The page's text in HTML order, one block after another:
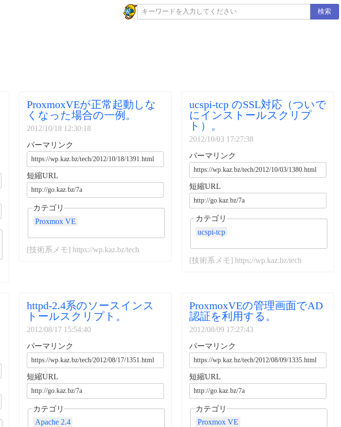
検索
ProxmoxVEが正常起動しな
くなった場合の一例。
2012/10/18 12:30:18
パーマリンク
短縮URL
カテゴリ
Proxmox VE
[技術系メモ] https://wp.kaz.bz/tech
ucspi-tcp のSSL対応（ついで
にインストールスクリプ
ト）。
2012/10/03 17:27:38
パーマリンク
短縮URL
カテゴリ
ucspi-tcp
[技術系メモ] https://wp.kaz.bz/tech
httpd-2.4系のソースインス
トールスクリプト。
2012/08/17 15:54:40
パーマリンク
短縮URL
カテゴリ
Apache 2.4
ProxmoxVEの管理画面でAD
認証を利用する。
2012/08/09 17:27:43
パーマリンク
短縮URL
カテゴリ
Proxmox VE